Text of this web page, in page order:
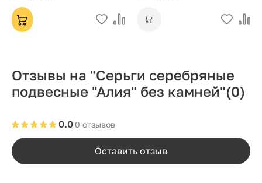
Отзывы на "Серьги серебряные
подвесные "Алия" без камней"(0)
0 отзывов
0.0
Оставить отзыв